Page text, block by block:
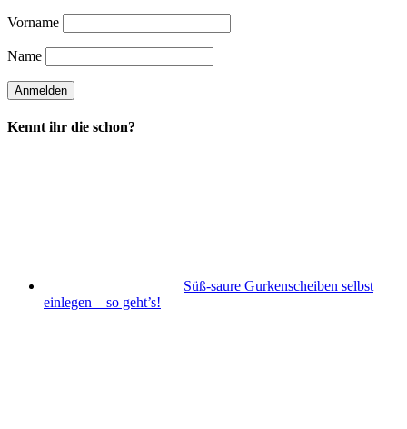
Vorname
Name
Kennt ihr die schon?
Süß-saure Gurkenscheiben selbst
einlegen – so geht’s!